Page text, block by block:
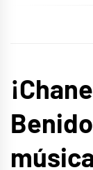
MÚSICA